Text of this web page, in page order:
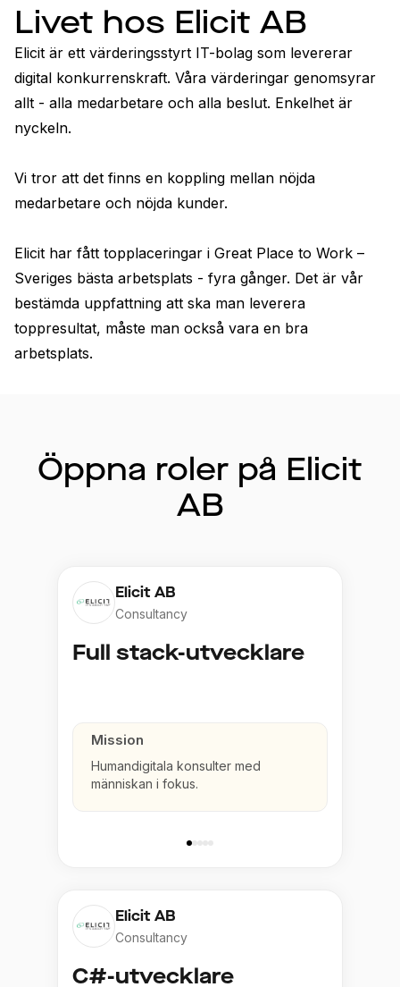
Livet hos Elicit AB
Elicit är ett värderingsstyrt IT-bolag som levererar
digital konkurrenskraft. Våra värderingar genomsyrar
allt - alla medarbetare och alla beslut. Enkelhet är
nyckeln.
Vi tror att det finns en koppling mellan nöjda
medarbetare och nöjda kunder.
Elicit har fått topplaceringar i Great Place to Work –
Sveriges bästa arbetsplats - fyra gånger. Det är vår
bestämda uppfattning att ska man leverera
toppresultat, måste man också vara en bra
arbetsplats.
Öppna roler på Elicit
AB
Elicit AB
Consultancy
Full stack-utvecklare
Mission
Humandigitala konsulter med
människan i fokus.
Elicit AB
Consultancy
C#-utvecklare